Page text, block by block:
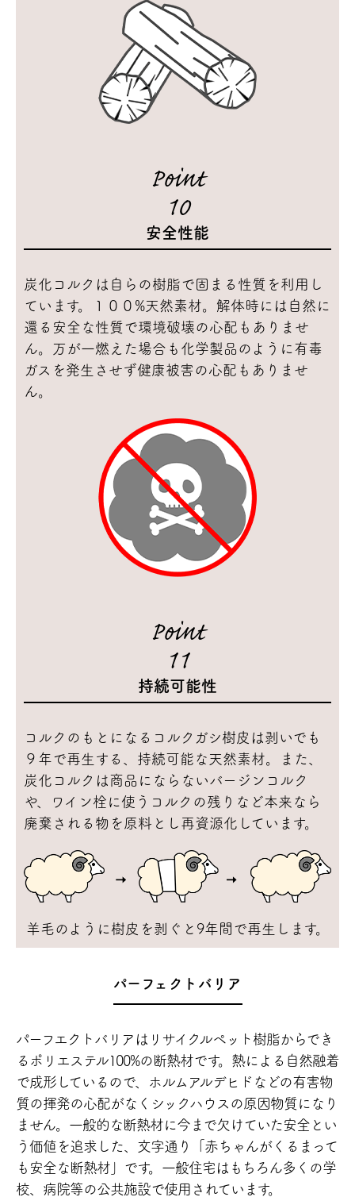
Point
10
安全性能
炭化コルクは自らの樹脂で固まる性質を利用し
ています。１００%天然素材。解体時には自然に
還る安全な性質で環境破壊の心配もありませ
ん。万が一燃えた場合も化学製品のように有毒
ガスを発生させず健康被害の心配もありませ
ん。
Point
11
持続可能性
コルクのもとになるコルクガシ樹皮は剥いでも
９年で再生する、持続可能な天然素材。また、
炭化コルクは商品にならないバージンコルク
や、ワイン栓に使うコルクの残りなど本来なら
廃棄される物を原料とし再資源化しています。
羊毛のように樹皮を剥ぐと9年間で再生します。
パーフェクトバリア
パーフエクトバリアはリサイクルペット樹脂からでき
るポリエステル100%の断熱材です。 熱による自然融着
で成形しているので、ホルムアルデヒドなどの有害物
質の揮発の心配がなくシッ クハウスの原因物質になり
ません。 一般的な断熱材に今まで欠けていた安全とい
う価値を追求した、文字通り「赤ちゃんがくるまって
も安全な断熱材」です。 一般住宅はもちろん多くの学
校、病院等の公共施設で使用されています。